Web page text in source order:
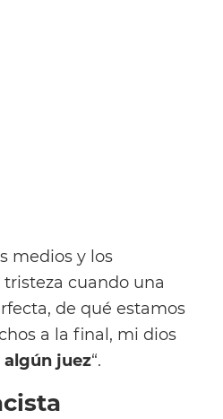
medios y los
cuando una
de qué estamos
a la final, mi dios
juez“.